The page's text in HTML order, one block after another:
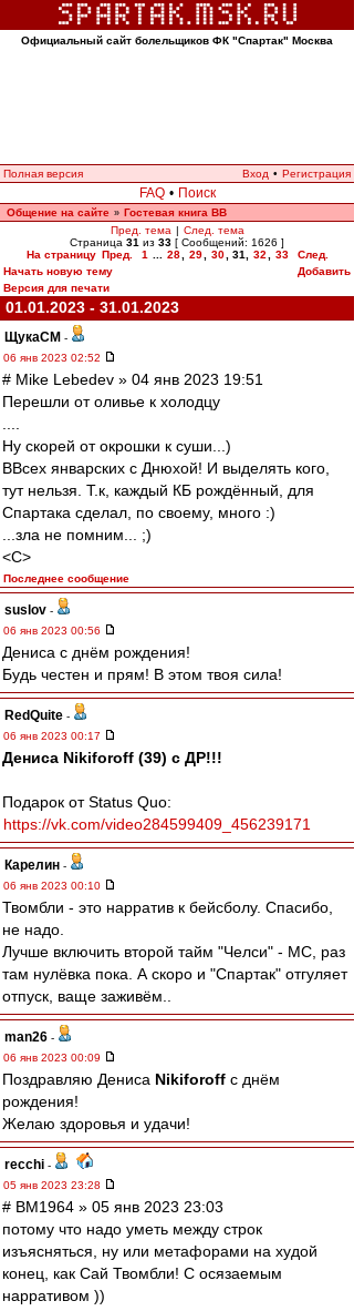
Официальный сайт болельщиков ФК "Спартак" Москва
Полная версия Вход • Регистрация
FAQ • Поиск
Общение на сайте » Гостевая книга ВВ
Пред. тема | След. тема
Страница 31 из 33 [ Сообщений: 1626 ]
На страницу Пред. 1 28 29 30 31 32 33
След.
Начать новую тему
Добавить
Версия для печати
01.01.2023 - 31.01.2023
ЩукаСМ -
06 янв 2023 02:52
# Mike Lebedev » 04 янв 2023 19:51
Перешли от оливье к холодцу
Ну скорей от окрошки к суши...)
ВВсех январских с Днюхой! И выделять кого,
тут нельзя. Т.к, каждый КБ рождённый, для
Спартака сделал, по своему, много :)
...зла не помним... ;)
<C>
Последнее сообщение
suslov -
06 янв 2023 00:56
Дениса с днём рождения!
Будь честен и прям! В этом твоя сила!
RedQuite -
06 янв 2023 00:17
Дениса Nikiforoff (39) с ДР!!!
Подарок от Status Quo:
https://vk.com/video284599409_456239171
Карелин -
06 янв 2023 00:10
Твомбли - это нарратив к бейсболу. Спасибо,
не надо.
Лучше включить второй тайм "Челси" - МС, раз
там нулёвка пока. А скоро и "Спартак" отгуляет
отпуск, ваще заживём..
man26 -
06 янв 2023 00:09
Поздравляю Дениса Nikiforoff с днём
рождения!
Желаю здоровья и удачи!
recchi -
05 янв 2023 23:28
# BM1964 » 05 янв 2023 23:03
потому что надо уметь между строк
изъясняться, ну или метафорами на худой
конец, как Сай Твомбли! С осязаемым
нарративом ))